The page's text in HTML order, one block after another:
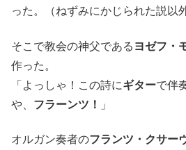
った。（ねずみにかじられた説以
そこで教会の神父である ヨゼフ・
作った。
「よっしゃ！この詩にギターで伴
や、 フラーンツ！ 」
オルガン奏者のフランツ・クサー